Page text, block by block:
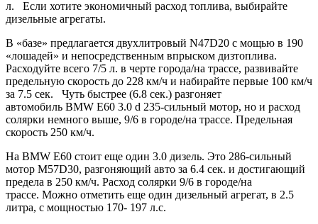
л. Если хотите экономичный расход топлива, выбирайте
дизельные агрегаты.
В «базе» предлагается двухлитровый N47D20 с мощью в 190
«лошадей» и непосредственным впрыском дизтоплива.
Расходуйте всего 7/5 л. в черте города/на трассе, развивайте
предельную скорость до 228 км/ч и набирайте первые 100 км/ч
за 7.5 сек. Чуть быстрее (6.8 сек.) разгоняет
автомобиль BMW E60 3.0 d 235-сильный мотор, но и расход
солярки немного выше, 9/6 в городе/на трассе. Предельная
скорость 250 км/ч.
На BMW E60 стоит еще один 3.0 дизель. Это 286-сильный
мотор M57D30, разгоняющий авто за 6.4 сек. и достигающий
предела в 250 км/ч. Расход солярки 9/6 в городе/на
трассе. Можно отметить еще один дизельный агрегат, в 2.5
литра, с мощностью 170- 197 л.с.